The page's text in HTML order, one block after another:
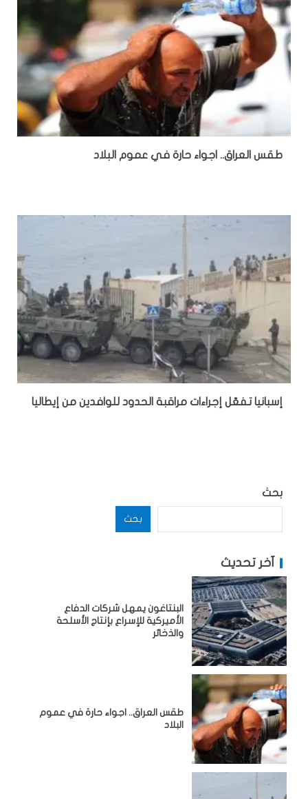
طقس العراق.. اجواء حارة في عموم البلاد
إسبانيا تفعّل إجراءات مراقبة الحدود للوافدين من إيطاليا
بحث
بحث
آخر تحديث
البنتاغون يمهل شركات الدفاع
الأميركية للإسراع بإنتاج الأسلحة
والذخائر
طقس العراق.. اجواء حارة في عموم
البلاد